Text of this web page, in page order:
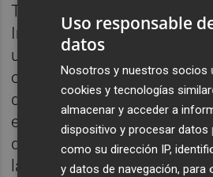
Tras esta información, el
Interior señala que el cese
una pérdida de confianza
otros, porque se incumplió
de comunicación de
efectos de conocimiento,
de las mismas, que se
la Guardia Civil a través de
Uso responsable
datos
Nosotros y nuestros socios
cookies y tecnologías
almacenar y acceder a
dispositivo y procesar datos
como su dirección IP,
y datos de navegación, para